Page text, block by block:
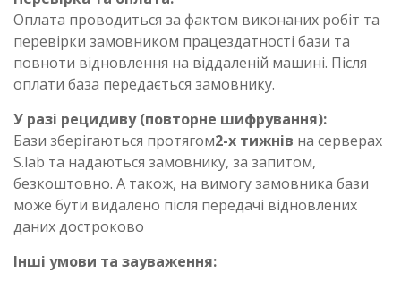
Оплата проводиться за фактом виконаних робіт та
перевірки замовником працездатності бази та
повноти відновлення на віддаленій машині. Після
оплати база передається замовнику.
У разі рецидиву (повторне шифрування):
Бази зберігаються протягом2-х тижнів на серверах
S.lab та надаються замовнику, за запитом,
безкоштовно. А також, на вимогу замовника бази
може бути видалено після передачі відновлених
даних достроково
Інші умови та зауваження: